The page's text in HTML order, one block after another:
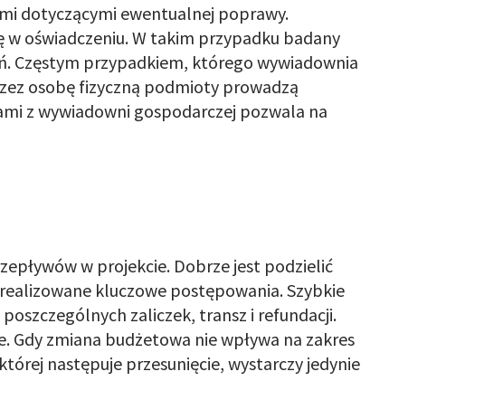
dotyczącymi ewentualnej poprawy.
oświadczeniu. W takim przypadku badany
Częstym przypadkiem, którego wywiadownia
osobę fizyczną podmioty prowadzą
z wywiadowni gospodarczej pozwala na
w projekcie. Dobrze jest podzielić
kluczowe postępowania. Szybkie
zaliczek, transz i refundacji.
zmiana budżetowa nie wpływa na zakres
następuje przesunięcie, wystarczy jedynie